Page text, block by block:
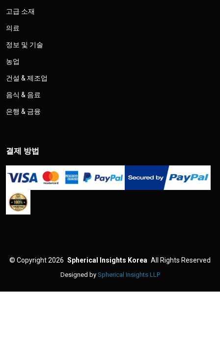
고급 소재
의료
정보 및 기술
농업
건설 & 제조업
음식 & 음료
은행 & 금융
결제 방법
© Copyright 2026 Spherical Insights Korea All Rights Reserved
Designed by Spherical Insights LLP